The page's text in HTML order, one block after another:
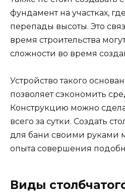
фундамент на участках,
перепады высоты. Это
время строительства
сложности во время
Устройство такого
позволяет сэкономить
Конструкцию можно
всего за сутки. Создать
для бани своими руками
опыта совершения
Виды